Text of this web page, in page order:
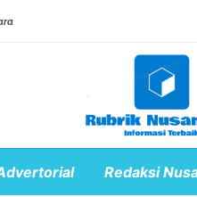
Redaksi